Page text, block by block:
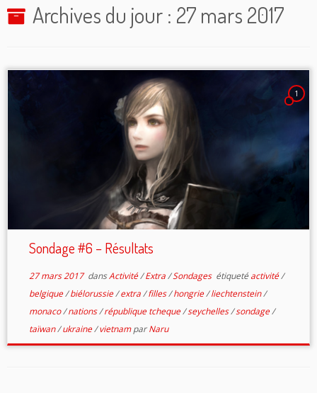
Archives du jour : 27 mars 2017
1
Sondage #6 – Résultats
27 mars 2017dansActivité/Extra/Sondages étiqueté activité/
belgique/biélorussie/extra/filles/hongrie/liechtenstein/
monaco/nations/république tcheque/seychelles/sondage/
taïwan/ukraine/vietnamparNaru